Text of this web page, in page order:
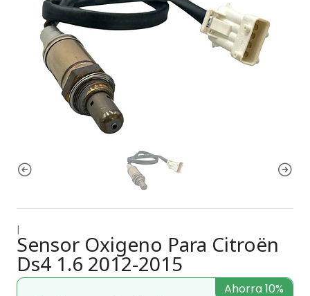
|
Sensor Oxigeno Para Citroën
Ds4 1.6 2012-2015
Ahorra 10%